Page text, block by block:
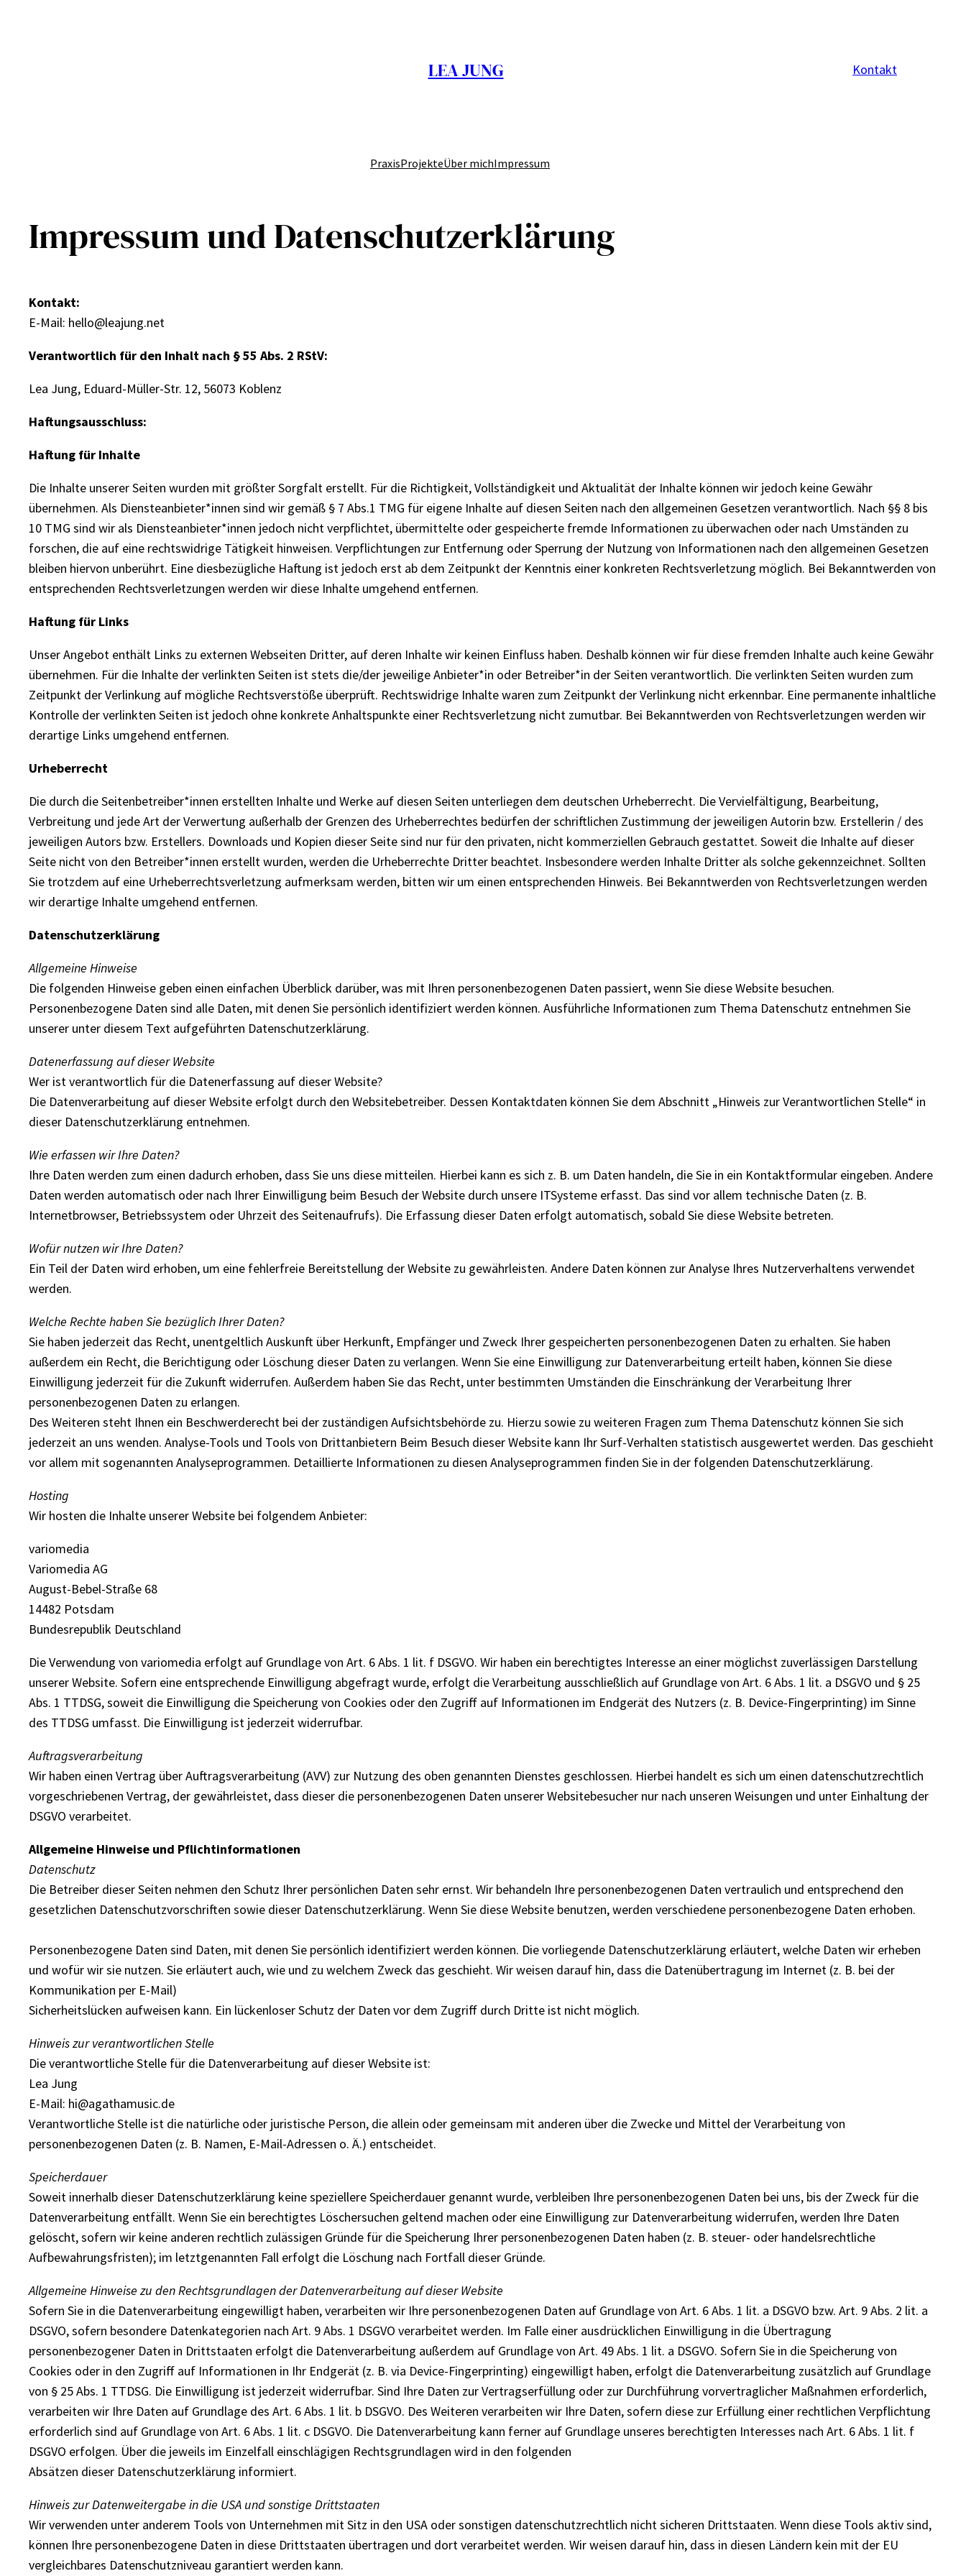
LEA JUNG Kontakt
PraxisProjekteÜber michImpressum
Impressum und Datenschutzerklärung
Kontakt:
E-Mail: hello@leajung.net
Verantwortlich für den Inhalt nach § 55 Abs. 2 RStV:
Lea Jung, Eduard-Müller-Str. 12, 56073 Koblenz
Haftungsausschluss:
Haftung für Inhalte
Die Inhalte unserer Seiten wurden mit größter Sorgfalt erstellt. Für die Richtigkeit, Vollständigkeit und Aktualität der Inhalte können wir jedoch keine Gewähr
übernehmen. Als Diensteanbieter*innen sind wir gemäß § 7 Abs.1 TMG für eigene Inhalte auf diesen Seiten nach den allgemeinen Gesetzen verantwortlich. Nach §§ 8 bis
10 TMG sind wir als Diensteanbieter*innen jedoch nicht verpflichtet, übermittelte oder gespeicherte fremde Informationen zu überwachen oder nach Umständen zu
forschen, die auf eine rechtswidrige Tätigkeit hinweisen. Verpflichtungen zur Entfernung oder Sperrung der Nutzung von Informationen nach den allgemeinen Gesetzen
bleiben hiervon unberührt. Eine diesbezügliche Haftung ist jedoch erst ab dem Zeitpunkt der Kenntnis einer konkreten Rechtsverletzung möglich. Bei Bekanntwerden von
entsprechenden Rechtsverletzungen werden wir diese Inhalte umgehend entfernen.
Haftung für Links
Unser Angebot enthält Links zu externen Webseiten Dritter, auf deren Inhalte wir keinen Einfluss haben. Deshalb können wir für diese fremden Inhalte auch keine Gewähr
übernehmen. Für die Inhalte der verlinkten Seiten ist stets die/der jeweilige Anbieter*in oder Betreiber*in der Seiten verantwortlich. Die verlinkten Seiten wurden zum
Zeitpunkt der Verlinkung auf mögliche Rechtsverstöße überprüft. Rechtswidrige Inhalte waren zum Zeitpunkt der Verlinkung nicht erkennbar. Eine permanente inhaltliche
Kontrolle der verlinkten Seiten ist jedoch ohne konkrete Anhaltspunkte einer Rechtsverletzung nicht zumutbar. Bei Bekanntwerden von Rechtsverletzungen werden wir
derartige Links umgehend entfernen.
Urheberrecht
Die durch die Seitenbetreiber*innen erstellten Inhalte und Werke auf diesen Seiten unterliegen dem deutschen Urheberrecht. Die Vervielfältigung, Bearbeitung,
Verbreitung und jede Art der Verwertung außerhalb der Grenzen des Urheberrechtes bedürfen der schriftlichen Zustimmung der jeweiligen Autorin bzw. Erstellerin / des
jeweiligen Autors bzw. Erstellers. Downloads und Kopien dieser Seite sind nur für den privaten, nicht kommerziellen Gebrauch gestattet. Soweit die Inhalte auf dieser
Seite nicht von den Betreiber*innen erstellt wurden, werden die Urheberrechte Dritter beachtet. Insbesondere werden Inhalte Dritter als solche gekennzeichnet. Sollten
Sie trotzdem auf eine Urheberrechtsverletzung aufmerksam werden, bitten wir um einen entsprechenden Hinweis. Bei Bekanntwerden von Rechtsverletzungen werden
wir derartige Inhalte umgehend entfernen.
Datenschutzerklärung
Allgemeine Hinweise
Die folgenden Hinweise geben einen einfachen Überblick darüber, was mit Ihren personenbezogenen Daten passiert, wenn Sie diese Website besuchen.
Personenbezogene Daten sind alle Daten, mit denen Sie persönlich identifiziert werden können. Ausführliche Informationen zum Thema Datenschutz entnehmen Sie
unserer unter diesem Text aufgeführten Datenschutzerklärung.
Datenerfassung auf dieser Website
Wer ist verantwortlich für die Datenerfassung auf dieser Website?
Die Datenverarbeitung auf dieser Website erfolgt durch den Websitebetreiber. Dessen Kontaktdaten können Sie dem Abschnitt „Hinweis zur Verantwortlichen Stelle“ in
dieser Datenschutzerklärung entnehmen.
Wie erfassen wir Ihre Daten?
Ihre Daten werden zum einen dadurch erhoben, dass Sie uns diese mitteilen. Hierbei kann es sich z. B. um Daten handeln, die Sie in ein Kontaktformular eingeben. Andere
Daten werden automatisch oder nach Ihrer Einwilligung beim Besuch der Website durch unsere ITSysteme erfasst. Das sind vor allem technische Daten (z. B.
Internetbrowser, Betriebssystem oder Uhrzeit des Seitenaufrufs). Die Erfassung dieser Daten erfolgt automatisch, sobald Sie diese Website betreten.
Wofür nutzen wir Ihre Daten?
Ein Teil der Daten wird erhoben, um eine fehlerfreie Bereitstellung der Website zu gewährleisten. Andere Daten können zur Analyse Ihres Nutzerverhaltens verwendet
werden.
Welche Rechte haben Sie bezüglich Ihrer Daten?
Sie haben jederzeit das Recht, unentgeltlich Auskunft über Herkunft, Empfänger und Zweck Ihrer gespeicherten personenbezogenen Daten zu erhalten. Sie haben
außerdem ein Recht, die Berichtigung oder Löschung dieser Daten zu verlangen. Wenn Sie eine Einwilligung zur Datenverarbeitung erteilt haben, können Sie diese
Einwilligung jederzeit für die Zukunft widerrufen. Außerdem haben Sie das Recht, unter bestimmten Umständen die Einschränkung der Verarbeitung Ihrer
personenbezogenen Daten zu erlangen.
Des Weiteren steht Ihnen ein Beschwerderecht bei der zuständigen Aufsichtsbehörde zu. Hierzu sowie zu weiteren Fragen zum Thema Datenschutz können Sie sich
jederzeit an uns wenden. Analyse-Tools und Tools von Drittanbietern Beim Besuch dieser Website kann Ihr Surf-Verhalten statistisch ausgewertet werden. Das geschieht
vor allem mit sogenannten Analyseprogrammen. Detaillierte Informationen zu diesen Analyseprogrammen finden Sie in der folgenden Datenschutzerklärung.
Hosting
Wir hosten die Inhalte unserer Website bei folgendem Anbieter:
variomedia
Variomedia AG
August-Bebel-Straße 68
14482 Potsdam
Bundesrepublik Deutschland
Die Verwendung von variomedia erfolgt auf Grundlage von Art. 6 Abs. 1 lit. f DSGVO. Wir haben ein berechtigtes Interesse an einer möglichst zuverlässigen Darstellung
unserer Website. Sofern eine entsprechende Einwilligung abgefragt wurde, erfolgt die Verarbeitung ausschließlich auf Grundlage von Art. 6 Abs. 1 lit. a DSGVO und § 25
Abs. 1 TTDSG, soweit die Einwilligung die Speicherung von Cookies oder den Zugriff auf Informationen im Endgerät des Nutzers (z. B. Device-Fingerprinting) im Sinne
des TTDSG umfasst. Die Einwilligung ist jederzeit widerrufbar.
Auftragsverarbeitung
Wir haben einen Vertrag über Auftragsverarbeitung (AVV) zur Nutzung des oben genannten Dienstes geschlossen. Hierbei handelt es sich um einen datenschutzrechtlich
vorgeschriebenen Vertrag, der gewährleistet, dass dieser die personenbezogenen Daten unserer Websitebesucher nur nach unseren Weisungen und unter Einhaltung der
DSGVO verarbeitet.
Allgemeine Hinweise und Pflichtinformationen
Datenschutz
Die Betreiber dieser Seiten nehmen den Schutz Ihrer persönlichen Daten sehr ernst. Wir behandeln Ihre personenbezogenen Daten vertraulich und entsprechend den
gesetzlichen Datenschutzvorschriften sowie dieser Datenschutzerklärung. Wenn Sie diese Website benutzen, werden verschiedene personenbezogene Daten erhoben.
Personenbezogene Daten sind Daten, mit denen Sie persönlich identifiziert werden können. Die vorliegende Datenschutzerklärung erläutert, welche Daten wir erheben
und wofür wir sie nutzen. Sie erläutert auch, wie und zu welchem Zweck das geschieht. Wir weisen darauf hin, dass die Datenübertragung im Internet (z. B. bei der
Kommunikation per E-Mail)
Sicherheitslücken aufweisen kann. Ein lückenloser Schutz der Daten vor dem Zugriff durch Dritte ist nicht möglich.
Hinweis zur verantwortlichen Stelle
Die verantwortliche Stelle für die Datenverarbeitung auf dieser Website ist:
Lea Jung
E-Mail: hi@agathamusic.de
Verantwortliche Stelle ist die natürliche oder juristische Person, die allein oder gemeinsam mit anderen über die Zwecke und Mittel der Verarbeitung von
personenbezogenen Daten (z. B. Namen, E-Mail-Adressen o. Ä.) entscheidet.
Speicherdauer
Soweit innerhalb dieser Datenschutzerklärung keine speziellere Speicherdauer genannt wurde, verbleiben Ihre personenbezogenen Daten bei uns, bis der Zweck für die
Datenverarbeitung entfällt. Wenn Sie ein berechtigtes Löschersuchen geltend machen oder eine Einwilligung zur Datenverarbeitung widerrufen, werden Ihre Daten
gelöscht, sofern wir keine anderen rechtlich zulässigen Gründe für die Speicherung Ihrer personenbezogenen Daten haben (z. B. steuer- oder handelsrechtliche
Aufbewahrungsfristen); im letztgenannten Fall erfolgt die Löschung nach Fortfall dieser Gründe.
Allgemeine Hinweise zu den Rechtsgrundlagen der Datenverarbeitung auf dieser Website
Sofern Sie in die Datenverarbeitung eingewilligt haben, verarbeiten wir Ihre personenbezogenen Daten auf Grundlage von Art. 6 Abs. 1 lit. a DSGVO bzw. Art. 9 Abs. 2 lit. a
DSGVO, sofern besondere Datenkategorien nach Art. 9 Abs. 1 DSGVO verarbeitet werden. Im Falle einer ausdrücklichen Einwilligung in die Übertragung
personenbezogener Daten in Drittstaaten erfolgt die Datenverarbeitung außerdem auf Grundlage von Art. 49 Abs. 1 lit. a DSGVO. Sofern Sie in die Speicherung von
Cookies oder in den Zugriff auf Informationen in Ihr Endgerät (z. B. via Device-Fingerprinting) eingewilligt haben, erfolgt die Datenverarbeitung zusätzlich auf Grundlage
von § 25 Abs. 1 TTDSG. Die Einwilligung ist jederzeit widerrufbar. Sind Ihre Daten zur Vertragserfüllung oder zur Durchführung vorvertraglicher Maßnahmen erforderlich,
verarbeiten wir Ihre Daten auf Grundlage des Art. 6 Abs. 1 lit. b DSGVO. Des Weiteren verarbeiten wir Ihre Daten, sofern diese zur Erfüllung einer rechtlichen Verpflichtung
erforderlich sind auf Grundlage von Art. 6 Abs. 1 lit. c DSGVO. Die Datenverarbeitung kann ferner auf Grundlage unseres berechtigten Interesses nach Art. 6 Abs. 1 lit. f
DSGVO erfolgen. Über die jeweils im Einzelfall einschlägigen Rechtsgrundlagen wird in den folgenden
Absätzen dieser Datenschutzerklärung informiert.
Hinweis zur Datenweitergabe in die USA und sonstige Drittstaaten
Wir verwenden unter anderem Tools von Unternehmen mit Sitz in den USA oder sonstigen datenschutzrechtlich nicht sicheren Drittstaaten. Wenn diese Tools aktiv sind,
können Ihre personenbezogene Daten in diese Drittstaaten übertragen und dort verarbeitet werden. Wir weisen darauf hin, dass in diesen Ländern kein mit der EU
vergleichbares Datenschutzniveau garantiert werden kann.